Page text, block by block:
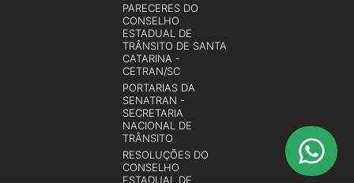
PARECERES DO
CONSELHO
ESTADUAL DE
TRÂNSITO DE SANTA
CATARINA -
CETRAN/SC
PORTARIAS DA
SENATRAN -
SECRETARIA
NACIONAL DE
TRÂNSITO
RESOLUÇÕES DO
CONSELHO
ESTADUAL DE